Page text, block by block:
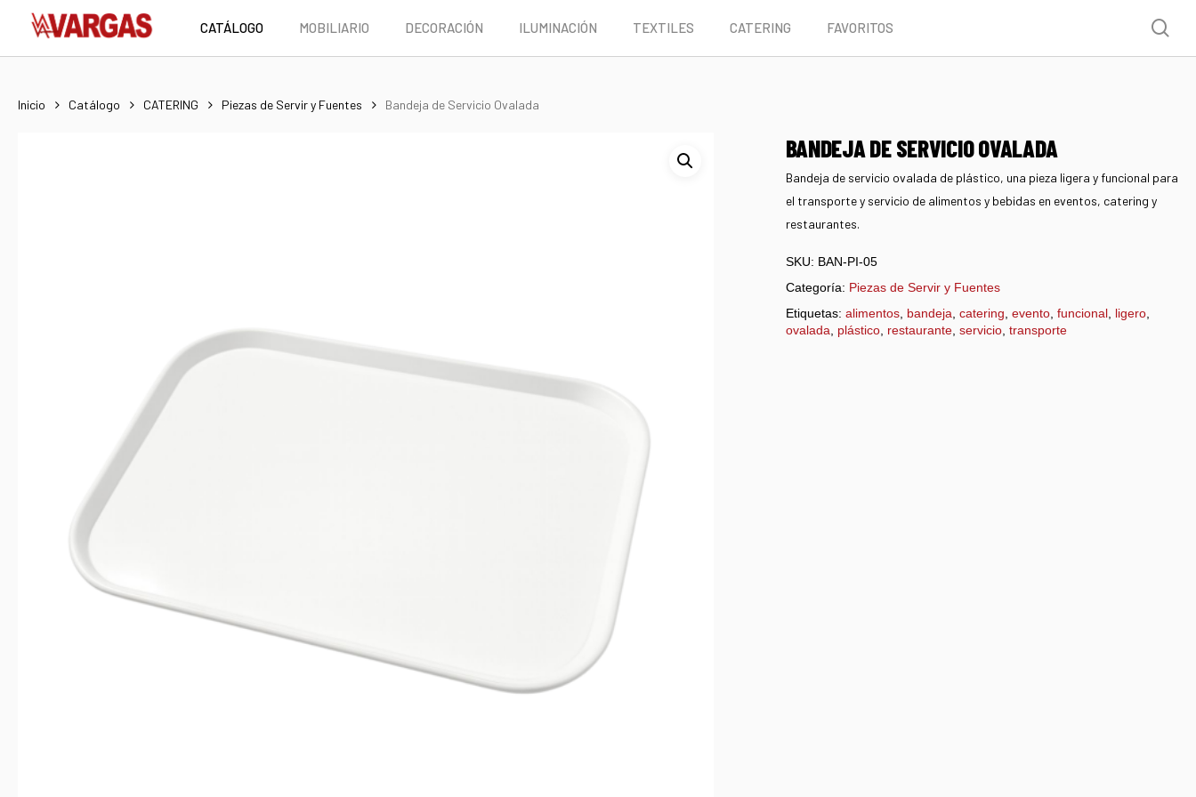
main
CATÁLOGO MOBILIARIO DECORACIÓN ILUMINACIÓN TEXTILES CATERING FAVORITOS
Inicio Catálogo CATERING Piezas de Servir y Fuentes Bandeja de Servicio Ovalada
BANDEJA DE SERVICIO OVALADA
Bandeja de servicio ovalada de plástico, una pieza ligera y funcional para
el transporte y servicio de alimentos y bebidas en eventos, catering y
restaurantes.
SKU: BAN-PI-05
Categoría: Piezas de Servir y Fuentes
Etiquetas: alimentos, bandeja catering evento, funcional, ligero,
ovalada
plástico, restaurante, servicio, transporte